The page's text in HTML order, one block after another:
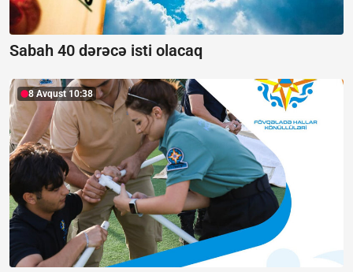
Sabah 40 dərəcə isti olacaq
8 Avqust 10:38